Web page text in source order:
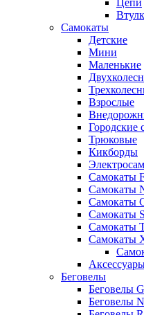
Цепи
Самокаты
Детские
Мини
Маленькие
Взрослые
Городские
Трюковые
Кикборды
Самокаты
Самокаты
Самокаты
Самокаты
Самокаты
Самокаты
Беговелы
Беговелы
Беговелы